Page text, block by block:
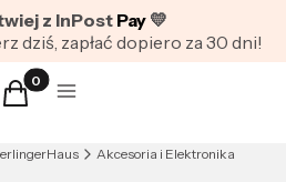
z InPost Pay 💛
dziś, zapłać dopiero za 30 dni!
się
Produkty w koszyku: 0. Zobacz
KoszykMenu
Akcesoria i Elektronika